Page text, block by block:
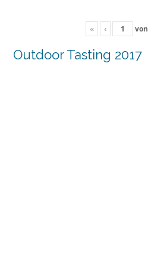
« ‹ von
Outdoor Tasting 2017